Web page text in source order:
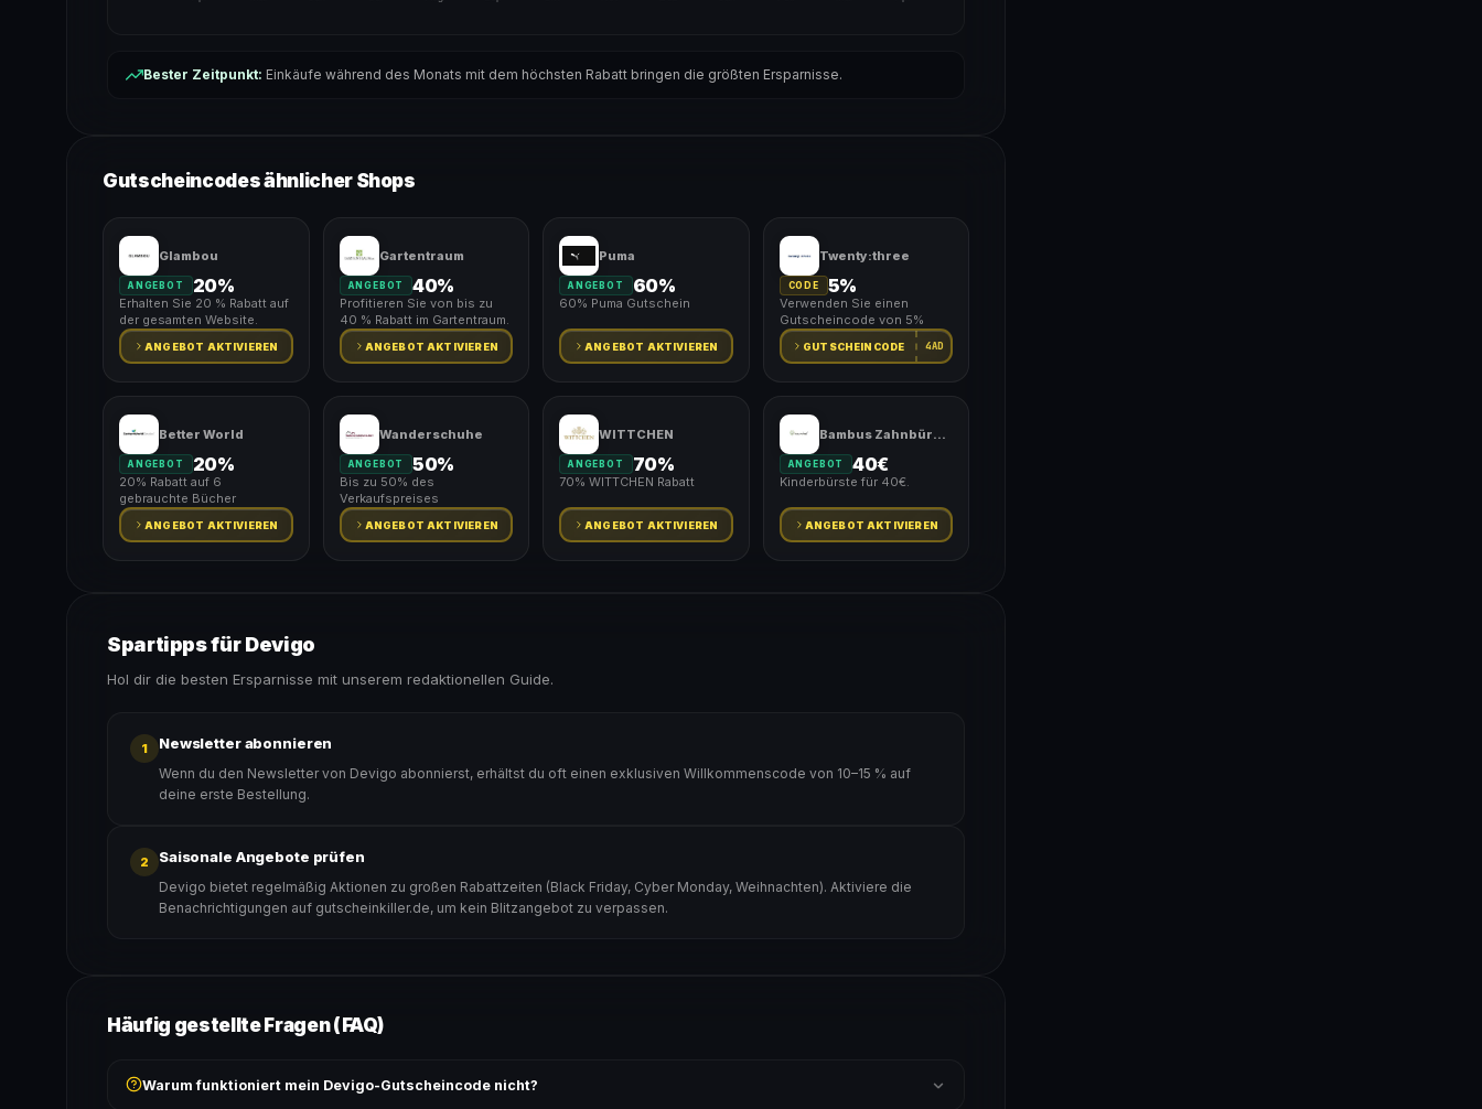
Bester Zeitpunkt: Einkäufe während des Monats mit dem höchsten Rabatt bringen die größten Ersparnisse.
Gutscheincodes ähnlicher Shops
Glambou
ANGEBOT 20%
Erhalten Sie 20 % Rabatt auf
der gesamten Website.
ANGEBOT AKTIVIEREN
Gartentraum
ANGEBOT 40%
Profitieren Sie von bis zu
40 % Rabatt im Gartentraum.
ANGEBOT AKTIVIEREN
Puma
ANGEBOT 60%
60% Puma Gutschein
ANGEBOT AKTIVIEREN
Twenty:three
CODE 5%
Verwenden Sie einen
Gutscheincode von 5%
GUTSCHEINCODE 4AD
Better World
ANGEBOT 20%
20% Rabatt auf 6
gebrauchte Bücher
ANGEBOT AKTIVIEREN
Wanderschuhe
ANGEBOT 50%
Bis zu 50% des
Verkaufspreises
ANGEBOT AKTIVIEREN
WITTCHEN
ANGEBOT 70%
70% WITTCHEN Rabatt
ANGEBOT AKTIVIEREN
Bambus Zahnbürste
ANGEBOT 40€
Kinderbürste für 40€.
ANGEBOT AKTIVIEREN
Spartipps für Devigo
Hol dir die besten Ersparnisse mit unserem redaktionellen Guide.
1 Newsletter abonnieren
Wenn du den Newsletter von Devigo abonnierst, erhältst du oft einen exklusiven Willkommenscode von 10–15 % auf
deine erste Bestellung.
2 Saisonale Angebote prüfen
Devigo bietet regelmäßig Aktionen zu großen Rabattzeiten (Black Friday, Cyber Monday, Weihnachten). Aktiviere die
Benachrichtigungen auf gutscheinkiller.de, um kein Blitzangebot zu verpassen.
Häufig gestellte Fragen (FAQ)
Warum funktioniert mein Devigo-Gutscheincode nicht?